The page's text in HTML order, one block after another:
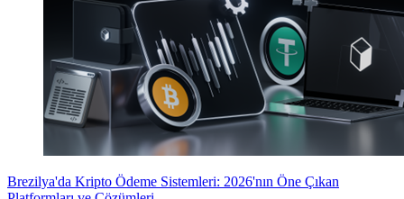
Brezilya'da Kripto Ödeme Sistemleri: 2026'nın Öne Çıkan